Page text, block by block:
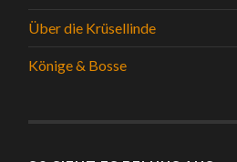
Über die Krüsellinde
Könige & Bosse